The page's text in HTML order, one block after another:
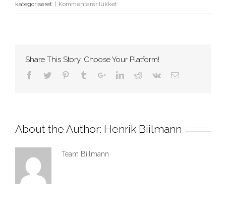
kategoriseret
Kommentarer lukket
jagt
og
Share This Story, Choose Your Platform!
About the Author: Henrik Biilmann
Team Biilmann